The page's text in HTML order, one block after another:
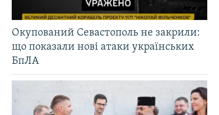
Окупований Севастополь не закрили:
що показали нові атаки українських
БпЛА